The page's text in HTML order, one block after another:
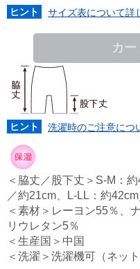
ヒント サイズ表について詳
カー
ヒント 洗濯時のご注意につ
＜脇丈／股下丈＞S-M：
／約21cm、L-LL：約
＜素材＞レーヨン55％、
リウレタン5％
＜生産国＞中国
＜洗濯＞洗濯機可（ネット